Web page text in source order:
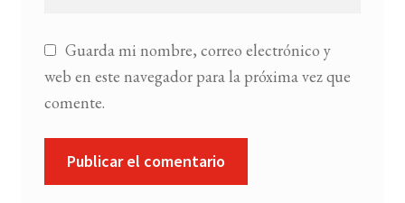
Guarda mi nombre, correo electrónico y
web en este navegador para la próxima vez que
comente.